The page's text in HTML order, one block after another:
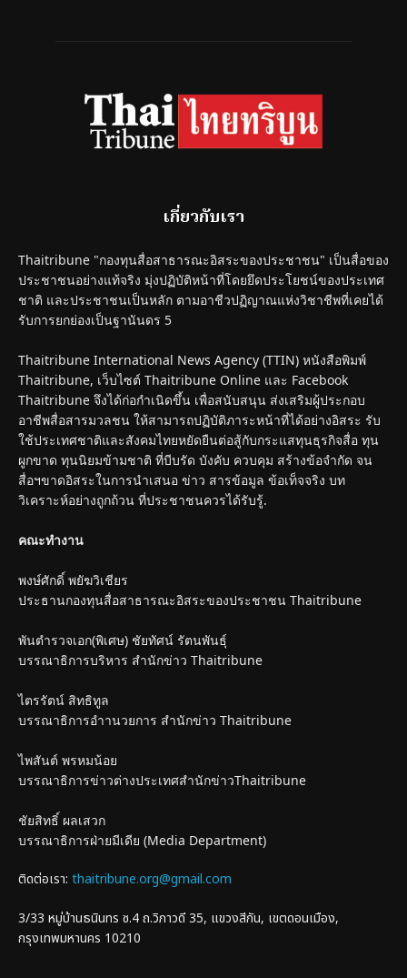
เกี่ยวกับเรา
Thaitribune "กองทุนสื่อสาธารณะอิสระของประชาชน" เป็นสื่อของ
ประชาชนอย่างแท้จริง มุ่งปฏิบัติหน้าที่โดยยึดประโยชน์ของประเทศ
ชาติ และประชาชนเป็นหลัก ตามอาชีวปฏิญาณแห่งวิชาชีพที่เคยได้
รับการยกย่องเป็นฐานันดร 5
Thaitribune International News Agency (TTIN) หนังสือพิมพ์
Thaitribune, เว็บไซต์ Thaitribune Online และ Facebook
Thaitribune จึงได้ก่อกำเนิดขึ้น เพื่อสนับสนุน ส่งเสริมผู้ประกอบ
อาชีพสื่อสารมวลชน ให้สามารถปฏิบัติภาระหน้าที่ได้อย่างอิสระ รับ
ใช้ประเทศชาติและสังคมไทยหยัดยืนต่อสู้กับกระแสทุนธุรกิจสื่อ ทุน
ผูกขาด ทุนนิยมข้ามชาติ ที่บีบรัด บังคับ ควบคุม สร้างข้อจำกัด จน
สื่อฯขาดอิสระในการนำเสนอ ข่าว สารข้อมูล ข้อเท็จจริง บท
วิเคราะห์อย่างถูกถ้วน ที่ประชาชนควรได้รับรู้.
คณะทำงาน
พงษ์ศักดิ์ พยัฆวิเชียร
ประธานกองทุนสื่อสาธารณะอิสระของประชาชน Thaitribune
พันตำรวจเอก(พิเศษ) ชัยทัศน์ รัตนพันธุ์
บรรณาธิการบริหาร สำนักข่าว Thaitribune
ไตรรัตน์ สิทธิทูล
บรรณาธิการอำานวยการ สำนักข่าว Thaitribune
ไพสันต์ พรหมน้อย
บรรณาธิการข่าวต่างประเทศสำนักข่าวThaitribune
ชัยสิทธิ์ ผลเสวก
บรรณาธิการฝ่ายมีเดีย (Media Department)
ติดต่อเรา: thaitribune.org@gmail.com
3/33 หมู่บ้านธนินทร ซ.4 ถ.วิภาวดี 35, แขวงสีกัน, เขตดอนเมือง,
กรุงเทพมหานคร 10210